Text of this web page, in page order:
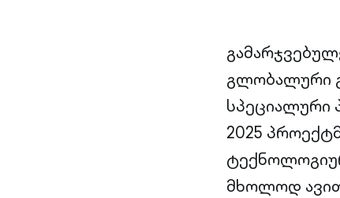
გლობალური
სპეციალური
2025
მხოლოდ